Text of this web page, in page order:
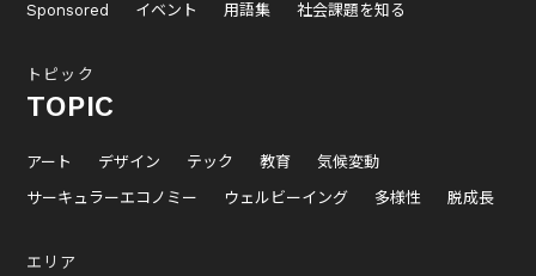
Sponsored
イベント 用語集 社会課題を知る
トピック
TOPIC
アート デザイン テック 教育
気候変動
サーキュラーエコノミー
ウェルビーイング 多様性 脱成長
エリア